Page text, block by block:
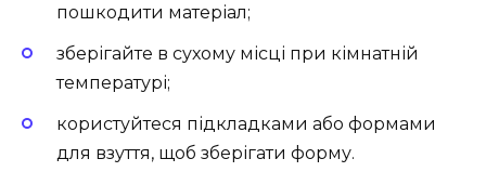
пошкодити матеріал;
зберігайте в сухому місці при кімнатній
температурі;
користуйтеся підкладками або формами
для взуття, щоб зберігати форму.